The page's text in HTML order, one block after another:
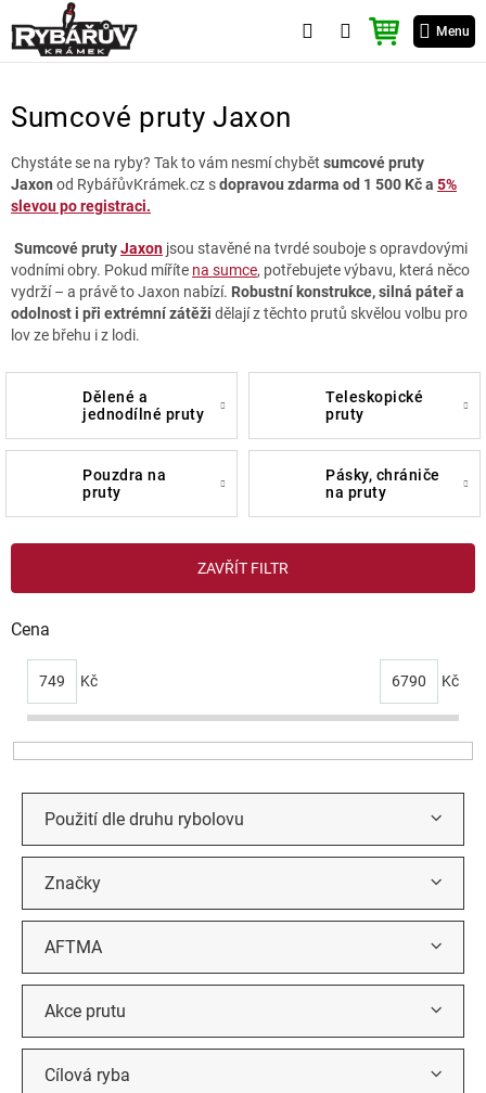
na
obsah
Menu
NÁKUPNÍ
KOŠÍK
Sumcové pruty Jaxon
Chystáte se na ryby? Tak to vám nesmí chybět sumcové pruty
Jaxon od RybářůvKrámek.cz sdopravou zdarma od 1 500 Kč a 5%
slevou po registraci.
Sumcové prutyJaxon jsou stavěné na tvrdé souboje s opravdovými
vodními obry. Pokud míříte na sumce, potřebujete výbavu, která něco
vydrží – a právě to Jaxon nabízí. Robustní konstrukce, silná páteř a
odolnost i při extrémní zátěži dělají z těchto prutů skvělou volbu pro
lov ze břehu i z lodi.
dělené a
jednodílné pruty
teleskopické
pruty
pouzdra na
pruty
pásky, chrániče
na pruty
ZAVŘÍT FILTR
Cena
749 Kč 6790 Kč
Značky
AFTMA
Akce prutu
Cílová ryba
Použití dle druhu rybolovu
V
p
i
d
u